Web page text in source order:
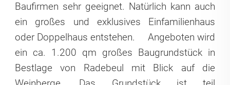
Baufirmen sehr geeignet. Natürlich kann auch
ein großes und exklusives Einfamilienhaus
oder Doppelhaus entstehen.
Angeboten wird
ein ca. 1.200 qm großes Baugrundstück in
Bestlage von Radebeul mit Blick auf die